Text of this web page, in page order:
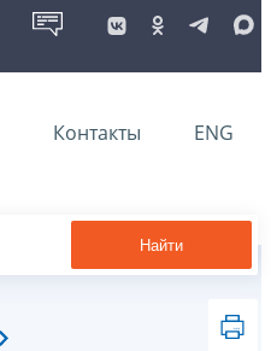
Контакты ENG
Найти